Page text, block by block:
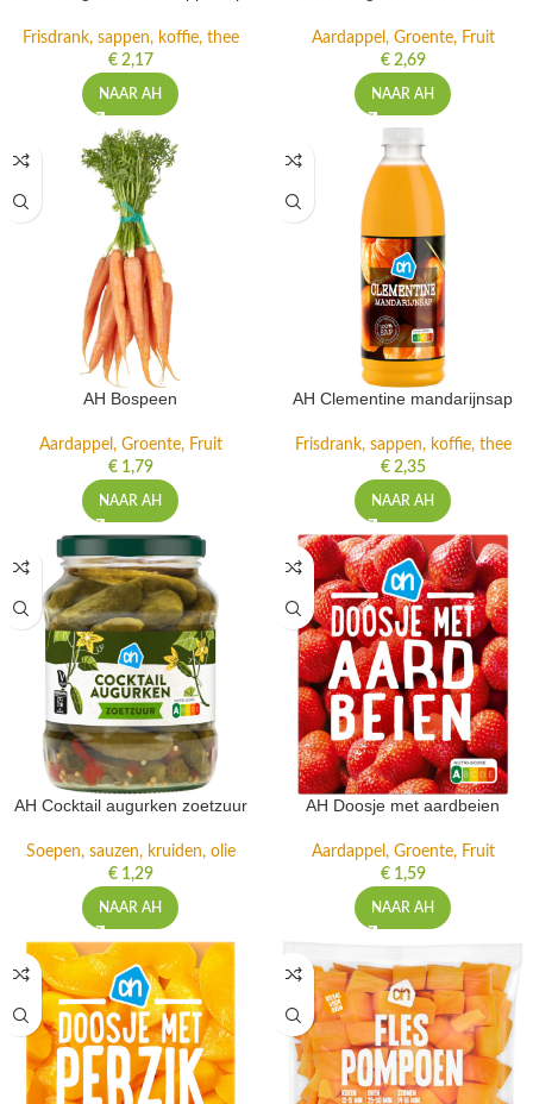
Frisdrank, sappen, koffie, thee
€2,17
NAAR AH
Aardappel, Groente, Fruit
€2,69
NAAR AH
AH Bospeen
Aardappel, Groente, Fruit
€1,79
NAAR AH
AH Clementine mandarijnsap
Frisdrank, sappen, koffie, thee
€2,35
NAAR AH
AH Cocktail augurken zoetzuur
Soepen, sauzen, kruiden, olie
€1,29
NAAR AH
AH Doosje met aardbeien
Aardappel, Groente, Fruit
€1,59
NAAR AH